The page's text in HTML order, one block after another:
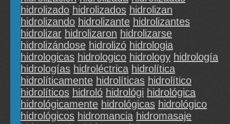
hidrolizado hidrolizados hidrolizan
hidrolizando hidrolizante hidrolizantes
hidrolizar hidrolizaron hidrolizarse
hidrolizándose hidrolizó hidrologia
hidrologicas hidrologico hidrology hidrología
hidrologías hidroléctrica hidrolítica
hidrolíticamente hidrolíticas hidrolítico
hidrolíticos hidroló hidrológi hidrológica
hidrológicamente hidrológicas hidrológico
hidrológicos hidromancia hidromasaje